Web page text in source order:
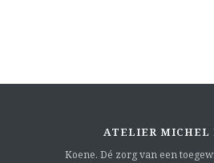
ATELIER MICHEL
Koene. Dé zorg van een